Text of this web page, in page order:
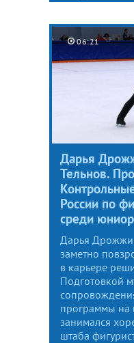
06:21
Дарья
Тельнов.
России по
среди
Дарья
заметно
в карьере
Подготовкой
программы на
занимался
штаба